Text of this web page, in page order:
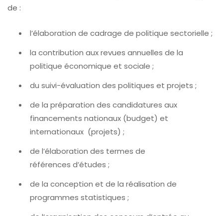
de :
l’élaboration de cadrage de politique sectorielle ;
la contribution aux revues annuelles de la
politique économique et sociale ;
du suivi-évaluation des politiques et projets ;
de la préparation des candidatures aux
financements nationaux (budget) et
internationaux (projets) ;
de l’élaboration des termes de
références d’études ;
de la conception et de la réalisation de
programmes statistiques ;